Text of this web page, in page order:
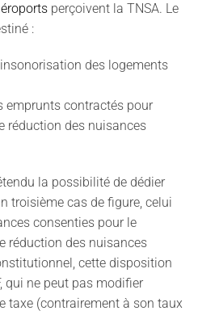
perçoivent la TNSA. Le
:
des logements
emprunts contractés pour
réduction des nuisances
la possibilité de dédier
troisième cas de figure, celui
consenties pour le
réduction des nuisances
cette disposition
qui ne peut pas modifier
taxe (contrairement à son taux